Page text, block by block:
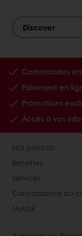
Discover
Commandes
Paiement en
Promotions
Accès à vos
Nos produits
Recettes
Services
Connaissance du
MyLink